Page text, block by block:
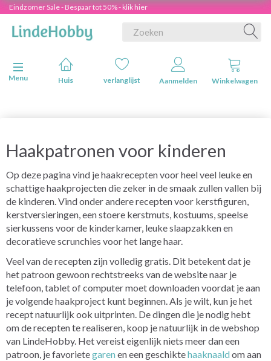
Eindzomer Sale - Bespaar tot 50% - klik hier
Navigatie in-/uitschakelen
Menu
Huis verlanglijst Aanmelden Winkelwagen
Haakpatronen voor kinderen
Op deze pagina vind je haakrecepten voor heel veel leuke en
schattige haakprojecten die zeker in de smaak zullen vallen bij
de kinderen. Vind onder andere recepten voor kerstfiguren,
kerstversieringen, een stoere kerstmuts, kostuums, speelse
sierkussens voor de kinderkamer, leuke slaapzakken en
decoratieve scrunchies voor het lange haar.
Veel van de recepten zijn volledig gratis. Dit betekent dat je
het patroon gewoon rechtstreeks van de website naar je
telefoon, tablet of computer moet downloaden voordat je aan
je volgende haakproject kunt beginnen. Als je wilt, kun je het
recept natuurlijk ook uitprinten. De dingen die je nodig hebt
om de recepten te realiseren, koop je natuurlijk in de webshop
van LindeHobby. Het vereist eigenlijk niets meer dan een
patroon, je favorietegarenen een geschiktehaaknaaldom aan